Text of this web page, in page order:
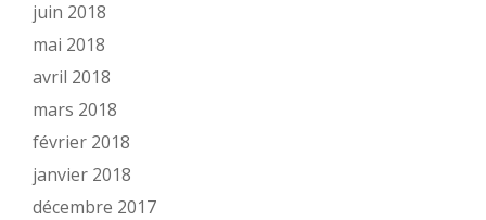
juin 2018
mai 2018
avril 2018
mars 2018
février 2018
janvier 2018
décembre 2017